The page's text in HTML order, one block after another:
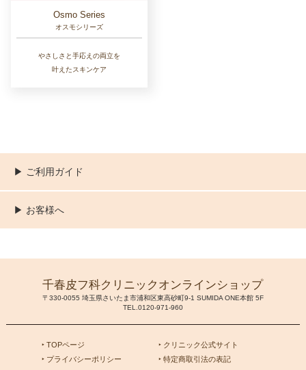
Osmo Series
オスモシリーズ
やさしさと手応えの両立を
叶えたスキンケア
▶︎ ご利用ガイド
ご利用ガイド
決済／配送／送料について
取り扱い商品一覧
顧客情報の取扱について
特定商取引法の表記
▶︎ お客様へ
千春皮フ科クリニックオンラインショップ
〒330-0055 埼玉県さいたま市浦和区東高砂町9-1 SUMIDA ONE本館 5F
TEL.0120-971-960
‣ TOPページ
‣ クリニック公式サイト
‣ プライバシーポリシー
‣ 特定商取引法の表記